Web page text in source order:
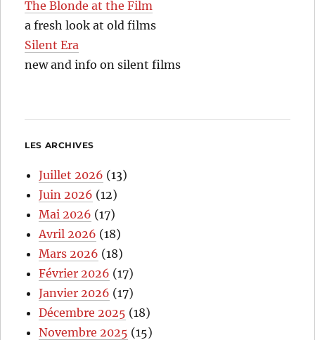
The Blonde at the Film
a fresh look at old films
Silent Era
new and info on silent films
LES ARCHIVES
Juillet 2026 (13)
Juin 2026 (12)
Mai 2026 (17)
Avril 2026 (18)
Mars 2026 (18)
Février 2026 (17)
Janvier 2026 (17)
Décembre 2025 (18)
Novembre 2025 (15)